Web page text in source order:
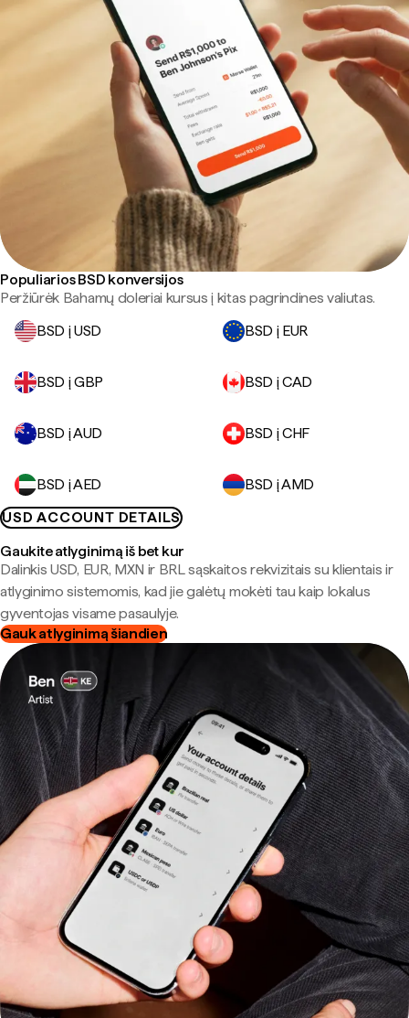
Populiarios BSD konversijos
Peržiūrėk Bahamų doleriai kursus į kitas pagrindines valiutas.
BSD į USD
BSD į EUR
BSD į GBP BSD į CAD
BSD į AUD BSD į CHF
BSD į AED
BSD į AMD
USD ACCOUNT DETAILS
Gaukite atlyginimą iš bet kur
Dalinkis USD, EUR, MXN ir BRL sąskaitos rekvizitais su klientais ir
atlyginimo sistemomis, kad jie galėtų mokėti tau kaip lokalus
gyventojas visame pasaulyje.
Gauk atlyginimą šiandien